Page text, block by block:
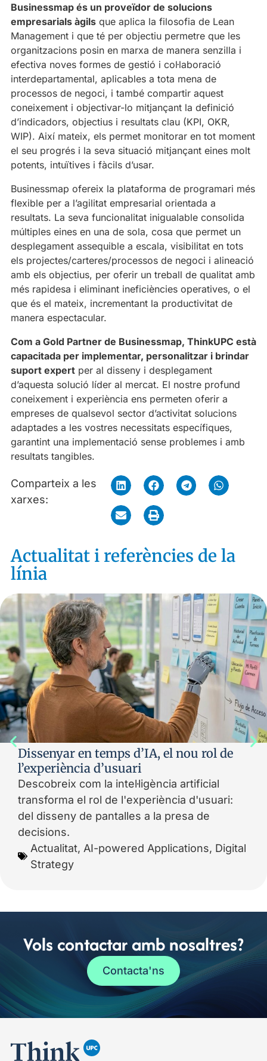
Businessmap és un proveïdor de solucions
empresarials àgils que aplica la filosofia de Lean
Management i que té per objectiu permetre que les
organitzacions posin en marxa de manera senzilla i
efectiva noves formes de gestió i col·laboració
interdepartamental, aplicables a tota mena de
processos de negoci, i també compartir aquest
coneixement i objectivar-lo mitjançant la definició
d’indicadors, objectius i resultats clau (KPI, OKR,
WIP). Així mateix, els permet monitorar en tot moment
el seu progrés i la seva situació mitjançant eines molt
potents, intuïtives i fàcils d’usar.
Businessmap ofereix la plataforma de programari més
flexible per a l’agilitat empresarial orientada a
resultats. La seva funcionalitat inigualable consolida
múltiples eines en una de sola, cosa que permet un
desplegament assequible a escala, visibilitat en tots
els projectes/carteres/processos de negoci i alineació
amb els objectius, per oferir un treball de qualitat amb
més rapidesa i eliminant ineficiències operatives, o el
que és el mateix, incrementant la productivitat de
manera espectacular.
Com a Gold Partner de Businessmap, ThinkUPC està
capacitada per implementar, personalitzar i brindar
suport expert per al disseny i desplegament
d’aquesta solució líder al mercat. El nostre profund
coneixement i experiència ens permeten oferir a
empreses de qualsevol sector d’activitat solucions
adaptades a les vostres necessitats específiques,
garantint una implementació sense problemes i amb
resultats tangibles.
Comparteix a les
xarxes:
Actualitat i referències de la
línia
Dissenyar en temps d’IA, el nou rol de
l’experiència d’usuari
Descobreix com la intel·ligència artificial
transforma el rol de l'experiència d'usuari:
del disseny de pantalles a la presa de
decisions.
Actualitat, AI-powered Applications, Digital
Strategy
Vols contactar amb nosaltres?
Contacta'ns